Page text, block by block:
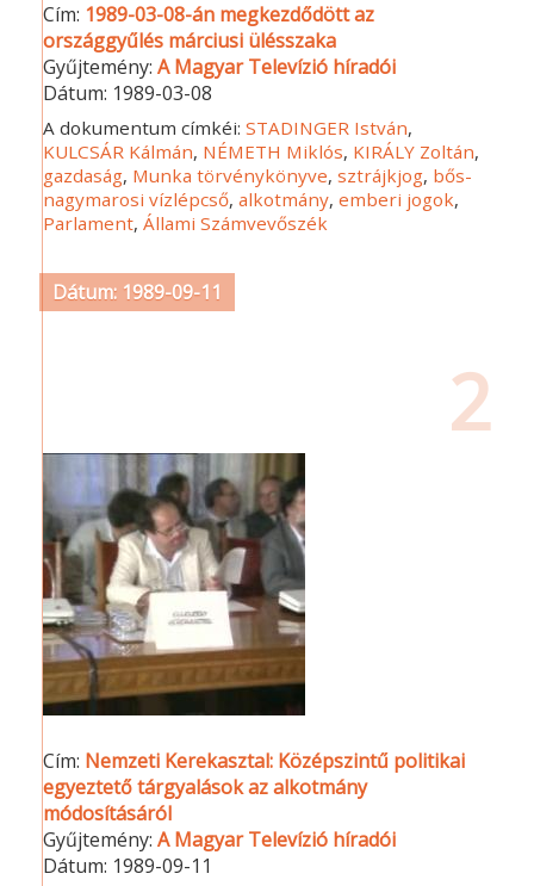
Cím: 1989-03-08-án megkezdődött az
országgyűlés márciusi ülésszaka
Gyűjtemény:A Magyar Televízió híradói
Dátum: 1989-03-08
A dokumentum címkéi:STADINGER István,
KULCSÁR Kálmán, NÉMETH Miklós, KIRÁLY Zoltán,
gazdaság, Munka törvénykönyve,sztrájkjog, bős-
nagymarosi vízlépcső,alkotmány,emberi jogok,
Parlament,Állami Számvevőszék
Dátum: 1989-09-11
2
Cím: Nemzeti Kerekasztal: Középszintű politikai
egyeztető tárgyalások az alkotmány
módosításáról
Gyűjtemény:A Magyar Televízió híradói
Dátum: 1989-09-11